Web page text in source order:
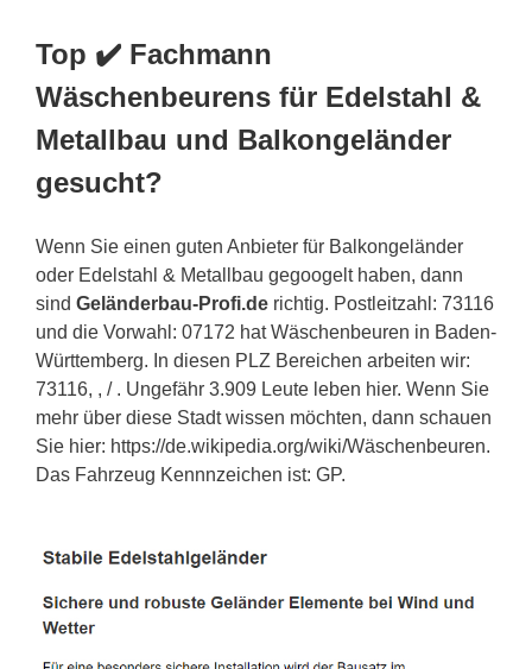
Top ✔️ Fachmann
Wäschenbeurens für Edelstahl &
Metallbau und Balkongeländer
gesucht?
Wenn Sie einen guten Anbieter für Balkongeländer
oder Edelstahl & Metallbau gegoogelt haben, dann
sind Geländerbau-Profi.de richtig. Postleitzahl: 73116
und die Vorwahl: 07172 hat Wäschenbeuren in Baden-
Württemberg. In diesen PLZ Bereichen arbeiten wir:
73116, , / . Ungefähr 3.909 Leute leben hier. Wenn Sie
mehr über diese Stadt wissen möchten, dann schauen
Sie hier: https://de.wikipedia.org/wiki/Wäschenbeuren.
Das Fahrzeug Kennnzeichen ist: GP.